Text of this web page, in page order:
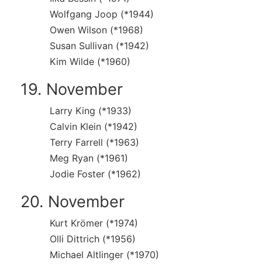
Wolfgang Joop (*1944)
Owen Wilson (*1968)
Susan Sullivan (*1942)
Kim Wilde (*1960)
19. November
Larry King (*1933)
Calvin Klein (*1942)
Terry Farrell (*1963)
Meg Ryan (*1961)
Jodie Foster (*1962)
20. November
Kurt Krömer (*1974)
Olli Dittrich (*1956)
Michael Altlinger (*1970)